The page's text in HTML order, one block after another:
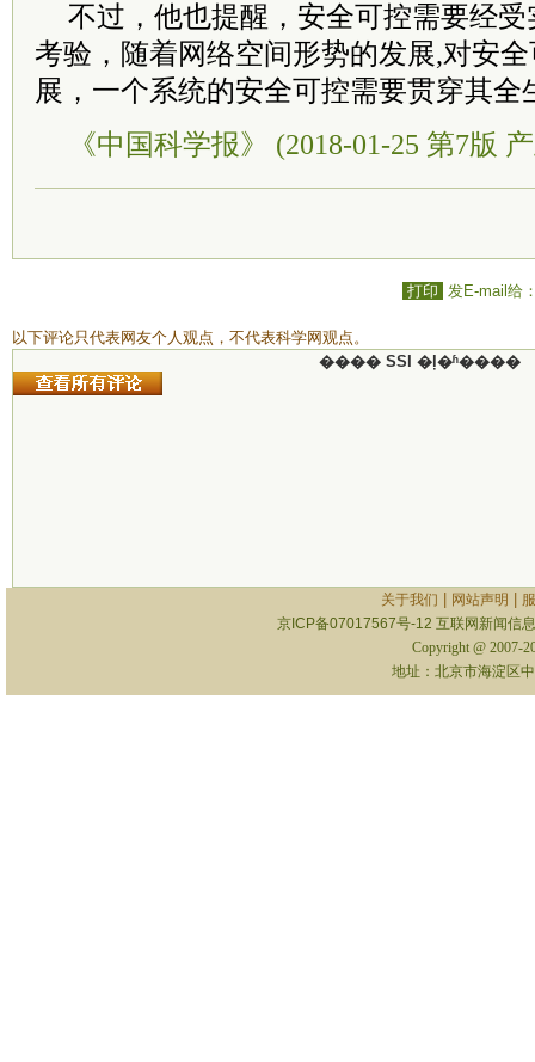
不过，他也提醒，安全可控需要经
考验，随着网络空间形势的发展,对安
展，一个系统的安全可控需要贯穿其全
《中国科学报》 (2018-01-25 第7版
打印 发E-mail给
以下评论只代表网友个人观点，不代表科学网观点。
���� SSI �ļ�ʱ����
关于我们 网站声明
京ICP备07017567号-12 互联网新闻信
Copyright @ 2007-
地址：北京市海淀区